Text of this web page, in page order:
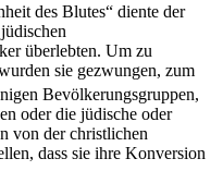
des Blutes“ diente der
überlebten. Um zu
sie gezwungen, zum
Bevölkerungsgruppen,
oder die jüdische oder
von der christlichen
dass sie ihre Konversion